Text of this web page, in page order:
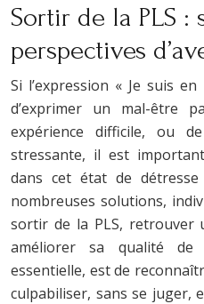
Sortir de la PLS
perspectives
Si l’expression « Je suis
d’exprimer un mal-être
expérience difficile, ou
stressante, il est
dans cet état de
nombreuses solutions,
sortir de la PLS, retrouver
améliorer sa qualité de
essentielle, est de
culpabiliser, sans se juger,